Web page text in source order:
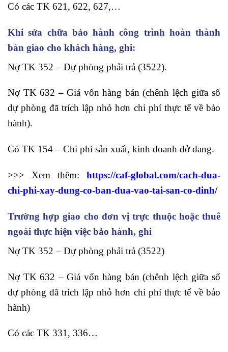
Có các TK 621, 622, 627,…
Khi sửa chữa bảo hành công trình hoàn thành
bàn giao cho khách hàng, ghi:
Nợ TK 352 – Dự phòng phải trả (3522).
Nợ TK 632 – Giá vốn hàng bán (chênh lệch giữa số
dự phòng đã trích lập nhỏ hơn chi phí thực tế về bảo
hành).
Có TK 154 – Chi phí sản xuất, kinh doanh dở dang.
>>> Xem thêm: https://caf-global.com/cach-dua-
chi-phi-xay-dung-co-ban-dua-vao-tai-san-co-dinh/
Trường hợp giao cho đơn vị trực thuộc hoặc thuê
ngoài thực hiện việc bảo hành, ghi
Nợ TK 352 – Dự phòng phải trả (3522)
Nợ TK 632 – Giá vốn hàng bán (chênh lệch giữa số
dự phòng đã trích lập nhỏ hơn chi phí thực tế về bảo
hành)
Có các TK 331, 336…